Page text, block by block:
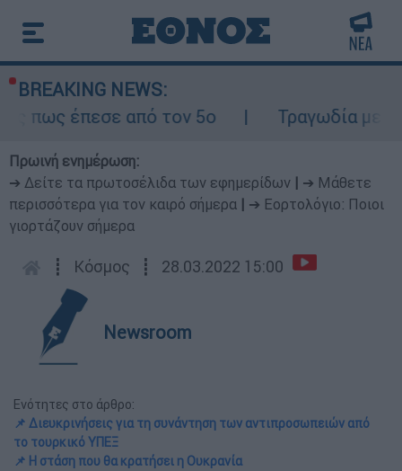
BREAKING NEWS:
από τον 5ο
Τραγωδία με δύο
Πρωινή ενημέρωση:
➔ Δείτε τα πρωτοσέλιδα των εφημερίδων
➔ Μάθετε
περισσότερα για τον καιρό σήμερα
➔ Εορτολόγιο: Ποιοι
γιορτάζουν σήμερα
┋ Κόσμος ┋ 28.03.2022 15:00
Newsroom
Ενότητες στο άρθρο:
📌 Διευκρινήσεις για τη συνάντηση των αντιπροσωπειών από
το τουρκικό ΥΠΕΞ
📌 Η στάση που θα κρατήσει η Ουκρανία